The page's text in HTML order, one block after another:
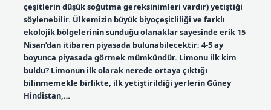
çeşitlerin düşük soğutma gereksinimleri vardır) yetiştiği
söylenebilir. Ülkemizin büyük biyoçeşitliliği ve farklı
ekolojik bölgelerinin sunduğu olanaklar sayesinde erik 15
Nisan’dan itibaren piyasada bulunabilecektir; 4-5 ay
boyunca piyasada görmek mümkündür. Limonu ilk kim
buldu? Limonun ilk olarak nerede ortaya çıktığı
bilinmemekle birlikte, ilk yetiştirildiği yerlerin Güney
Hindistan,…